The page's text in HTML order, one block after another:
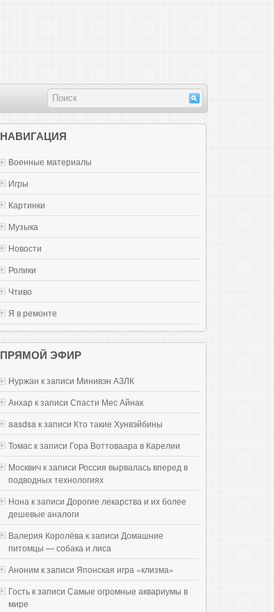
НАВИГАЦИЯ
Военные материалы
Игры
Картинки
Музыка
Новости
Ролики
Чтиво
Я в ремонте
ПРЯМОЙ ЭФИР
Нуржан к записи Mинивэн АЗЛК
Анхар к записи Спасти Мес Айнак
aasdsa к записи Кто такие Хунвэйбины
Томас к записи Гора Воттоваара в Карелии
Москвич к записи Россия вырвалась вперед в
подводных технологиях
Нона к записи Дорогие лекарства и их более
дешевые аналоги
Валерия Королёва к записи Домашние
питомцы — собака и лиса
Аноним к записи Японская игра «клизма»
Гость к записи Самые огромные аквариумы в
мире